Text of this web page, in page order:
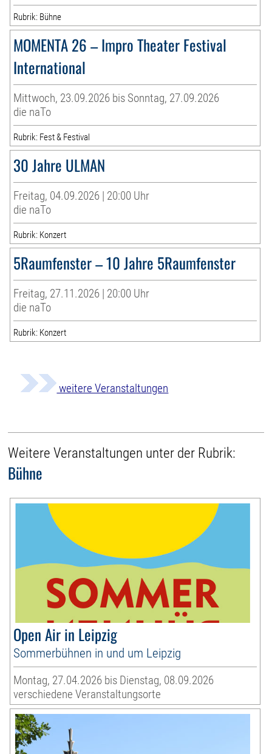
Rubrik: Bühne
MOMENTA 26 – Impro Theater Festival
International
Mittwoch, 23.09.2026 bis Sonntag, 27.09.2026
die naTo
Rubrik: Fest & Festival
30 Jahre ULMAN
Freitag, 04.09.2026 | 20:00 Uhr
die naTo
Rubrik: Konzert
5Raumfenster – 10 Jahre 5Raumfenster
Freitag, 27.11.2026 | 20:00 Uhr
die naTo
Rubrik: Konzert
weitere Veranstaltungen
Weitere Veranstaltungen unter der Rubrik:
Bühne
Open Air in Leipzig
Sommerbühnen in und um Leipzig
Montag, 27.04.2026 bis Dienstag, 08.09.2026
verschiedene Veranstaltungsorte